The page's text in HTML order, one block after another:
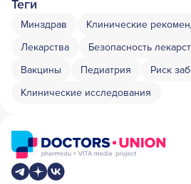
Теги
Минздрав Клинические
Лекарства
Безопасность
Вакцины
Педиатрия
Риск
Клинические исследования